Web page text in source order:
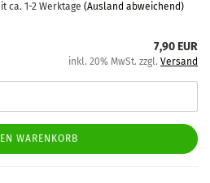
ca. 1-2 Werktage (Ausland abweichend)
7,90 EUR
inkl. 20% MwSt. zzgl. Versand
WARENKORB